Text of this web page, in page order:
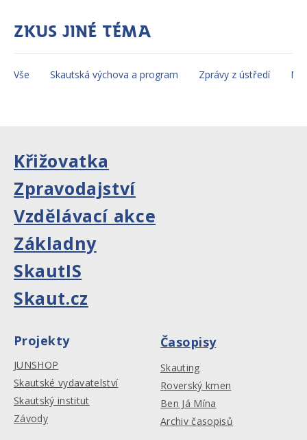
Zkus jiné téma
Vše Skautská výchova a program Zprávy z ústředí
Křižovatka
Zpravodajství
Vzdělávací akce
Základny
SkautIS
Skaut.cz
Projekty
JUNSHOP
Skautské vydavatelství
Skautský institut
Závody
Časopisy
Skauting
Roverský kmen
Ben Já Mína
Archiv časopisů